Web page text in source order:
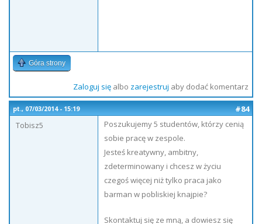
Góra strony
Zaloguj sięalbo zarejestruj aby dodać komentarz
pt., 07/03/2014 - 15:19
#84
Tobisz5
Poszukujemy 5 studentów, którzy cenią
sobie pracę w zespole.
Jesteś kreatywny, ambitny,
zdeterminowany i chcesz w życiu
czegoś więcej niż tylko praca jako
barman w pobliskiej knajpie?
Skontaktuj się ze mną, a dowiesz się